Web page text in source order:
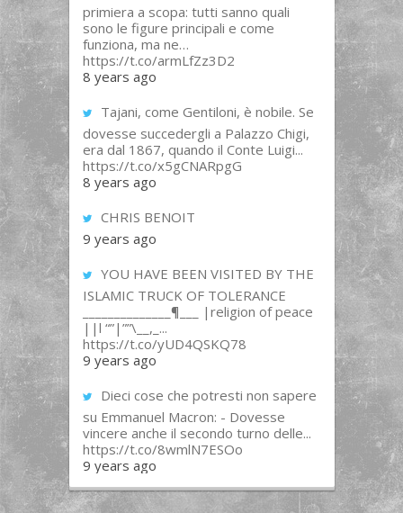
primiera a scopa: tutti sanno quali
sono le figure principali e come
funziona, ma ne…
https://t.co/armLfZz3D2
8 years ago
Tajani, come Gentiloni, è nobile. Se
dovesse succedergli a Palazzo Chigi,
era dal 1867, quando il Conte Luigi...
https://t.co/x5gCNARpgG
8 years ago
CHRIS BENOIT
9 years ago
YOU HAVE BEEN VISITED BY THE
ISLAMIC TRUCK OF TOLERANCE
______________¶___ |religion of peace
||l “”|””\__,_...
https://t.co/yUD4QSKQ78
9 years ago
Dieci cose che potresti non sapere
su Emmanuel Macron: - Dovesse
vincere anche il secondo turno delle...
https://t.co/8wmlN7ESOo
9 years ago